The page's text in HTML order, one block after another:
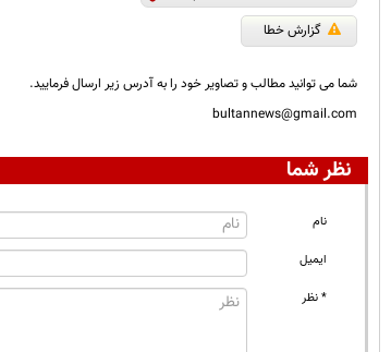
گزارش خطا
شما می توانید مطالب و تصاویر خود را به آدرس زیر ارسال فرمایید.
bultannews@gmail.com
نظر شما
نام
ایمیل
* نظر